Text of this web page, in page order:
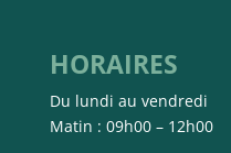
HORAIRES
Du lundi au vendredi
Matin : 09h00 – 12h00